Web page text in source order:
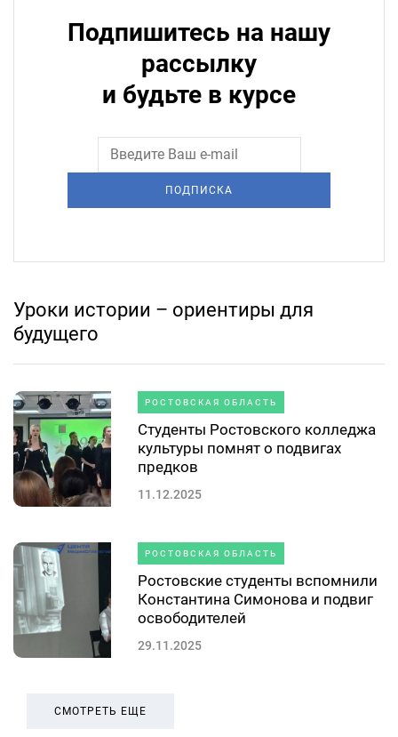
Подпишитесь на нашу
рассылку
и будьте в курсе
ПОДПИСКА
Уроки истории – ориентиры для
будущего
РОСТОВСКАЯ ОБЛАСТЬ
Студенты Ростовского колледжа
культуры помнят о подвигах
предков
11.12.2025
РОСТОВСКАЯ ОБЛАСТЬ
Ростовские студенты вспомнили
Константина Симонова и подвиг
освободителей
29.11.2025
СМОТРЕТЬ ЕЩЕ